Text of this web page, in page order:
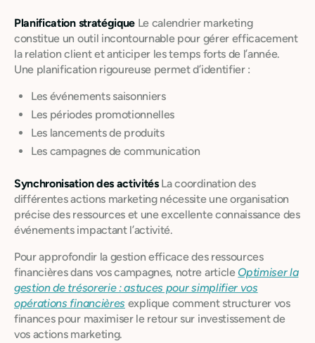
Planification stratégique Le calendrier marketing
constitue un outil incontournable pour gérer efficacement
la relation client et anticiper les temps forts de l’année.
Une planification rigoureuse permet d’identifier :
Les événements saisonniers
Les périodes promotionnelles
Les lancements de produits
Les campagnes de communication
Synchronisation des activitésLa coordination des
différentes actions marketing nécessite une organisation
précise des ressources et une excellente connaissance des
événements impactant l’activité.
Pour approfondir la gestion efficace des ressources
financières dans vos campagnes, notre article Optimiser la
gestion de trésorerie : astuces pour simplifier vos
opérations financières explique comment structurer vos
finances pour maximiser le retour sur investissement de
vos actions marketing.